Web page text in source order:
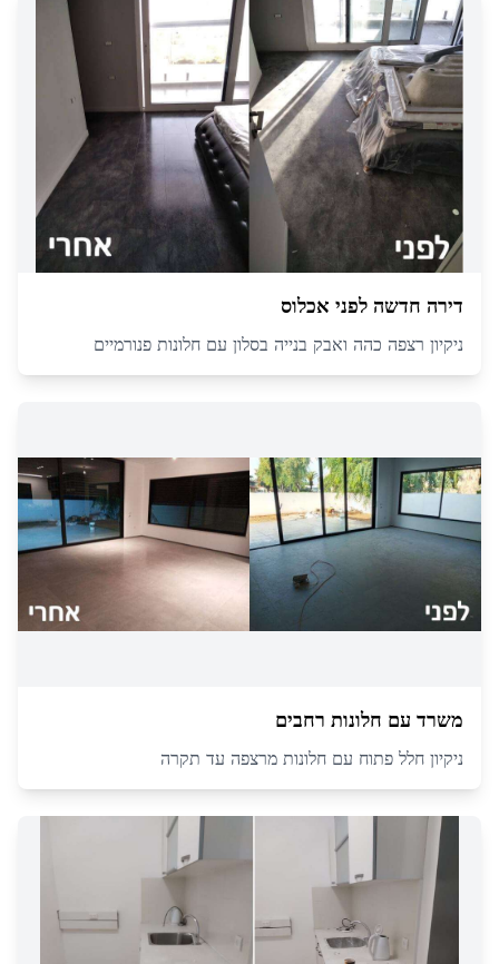
דירה חדשה לפני אכלוס
ניקיון רצפה כהה ואבק בנייה בסלון עם חלונות פנורמיים
משרד עם חלונות רחבים
ניקיון חלל פתוח עם חלונות מרצפה עד תקרה